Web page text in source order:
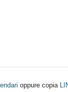
oppure copia